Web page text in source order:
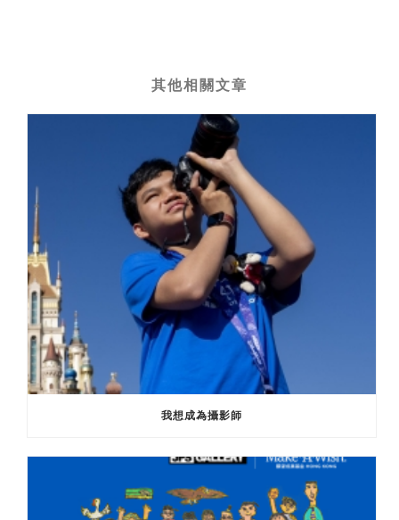
其他相關文章
我想成為攝影師